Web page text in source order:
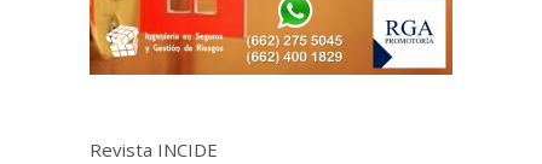
Revista INCIDE